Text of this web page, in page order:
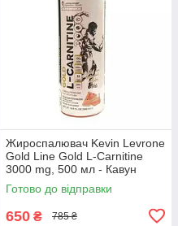
Жироспалювач Kevin Levrone
Gold Line Gold L-Carnitine
3000 mg, 500 мл - Кавун
Готово до відправки
650 ₴ 785 ₴